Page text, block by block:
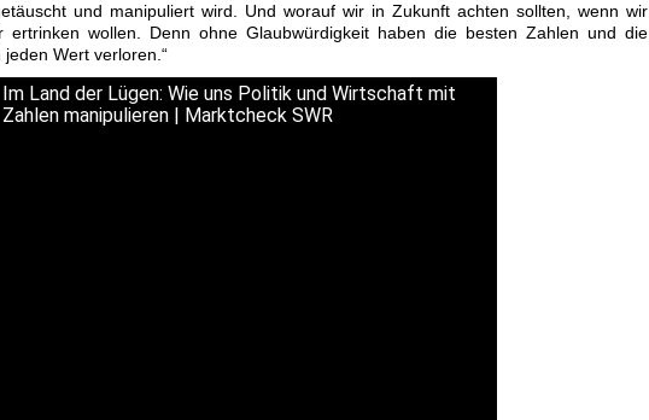
und manipuliert wird. Und worauf wir in Zukunft achten sollten, wenn wir
ertrinken wollen. Denn ohne Glaubwürdigkeit haben die besten Zahlen und die
Wert verloren.“
Im Land der Lügen: Wie uns Politik und Wirtschaft mit
Zahlen manipulieren | Marktcheck SWR